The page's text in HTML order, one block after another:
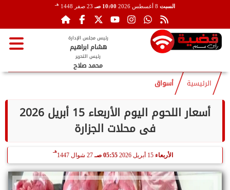
السبت 10:00 صـ 23 صفر 1448 هـ
رئيس مجلس الإدارة
هشام ابراهيم
رئيس التحرير
محمد صلاح
الرئيسية أسواق
أسعار اللحوم اليوم الأربعاء 15 أبريل 2026
فى محلات الجزارة
الأربعاء 05:55 صـ 27 شوال 1447
هـ